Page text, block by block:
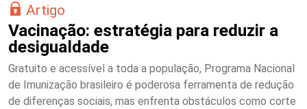
Artigo
Vacinação: estratégia para reduzir a
desigualdade
Gratuito e acessível a toda a população, Programa Nacional
de Imunização brasileiro é poderosa ferramenta de redução
de diferenças sociais, mas enfrenta obstáculos como corte